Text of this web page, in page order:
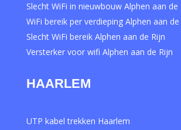
Slecht WiFi in nieuwbouw Alphen aan de
WiFi bereik per verdieping Alphen aan de
Slecht WiFi bereik Alphen aan de Rijn
Versterker voor wifi Alphen aan de Rijn
HAARLEM
UTP kabel trekken Haarlem